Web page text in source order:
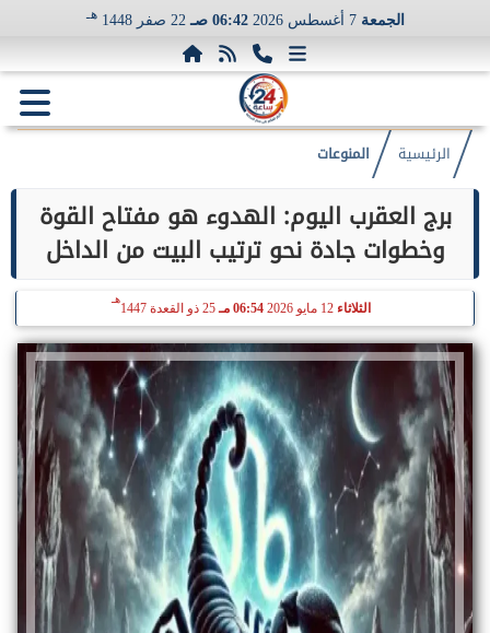
الجمعة 7 أغسطس 2026 06:42 صـ 22 صفر 1448 هـ
الرئيسية المنوعات
برج العقرب اليوم: الهدوء هو مفتاح القوة
وخطوات جادة نحو ترتيب البيت من الداخل
الثلاثاء 12 مايو 2026 06:54 مـ 25 ذو القعدة 1447
هـ